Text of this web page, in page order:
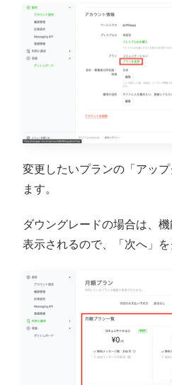
変更したいプランの「アッ
ます。
ダウングレードの場合は、
表示されるので、「次へ」を